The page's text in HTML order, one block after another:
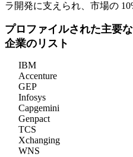
ラ開発に支えられ、市場の
プロファイルされた主要
企業のリスト
IBM
Accenture
GEP
Infosys
Capgemini
Genpact
TCS
Xchanging
WNS